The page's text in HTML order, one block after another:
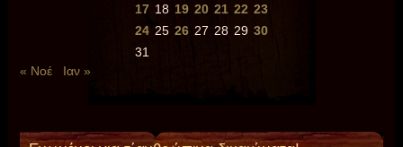
17 18 19 20 21 22 23
24 25 26 27 28 29 30
31
« Νοέ
Ιαν »